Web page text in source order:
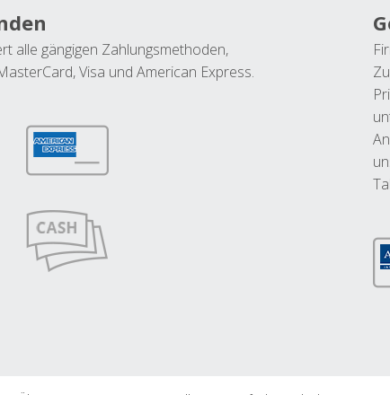
alle gängigen Zahlungsmethoden,
Visa und American Express.